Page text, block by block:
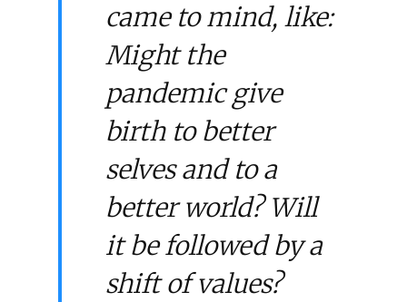
came to mind, like:
Might the
pandemic give
birth to better
selves and to a
better world? Will
it be followed by a
shift of values?